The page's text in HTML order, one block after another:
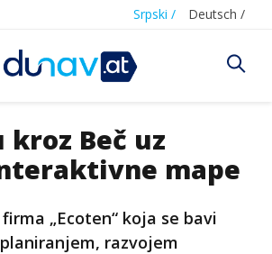
Srpski / Deutsch /
kroz Beč uz
mape
„Ecoten“ koja se bavi
razvojem